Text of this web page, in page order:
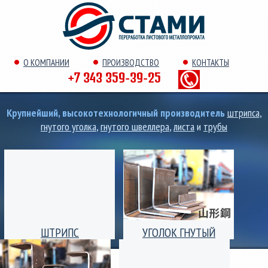
О КОМПАНИИ ПРОИЗВОДСТВО КОНТАКТЫ
+7 343 359-39-25
Крупнейший, высокотехнологичный производительштрипса,
гнутого уголка,гнутого швеллера,листаи трубы
ШТРИПС
Производство штрипс
(лента) толщиной от 0,25
УГОЛОК ГНУТЫЙ